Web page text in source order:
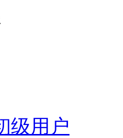
级用户